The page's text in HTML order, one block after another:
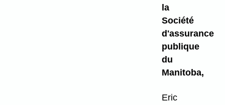
la
Société
d'assurance
publique
du
Manitoba,
Eric